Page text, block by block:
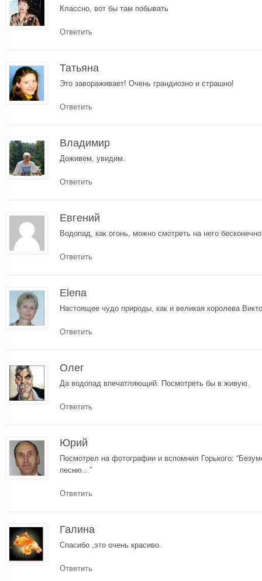
Классно, вот бы там побывать
Ответить
Татьяна
Это завораживает! Очень грандиозно и страшно!
Ответить
Владимир
Доживем, увидим.
Ответить
Евгений
Водопад, как огонь, можно смотреть на него
Ответить
Elena
Настоящее чудо природы, как и великая королева
Ответить
Олег
Да водопад впечатляющий. Посмотреть бы в живую.
Ответить
Юрий
Посмотрел на фотографии и вспомнил Горького:
песню…”
Ответить
Галина
Спасибо ,это очень красиво.
Ответить